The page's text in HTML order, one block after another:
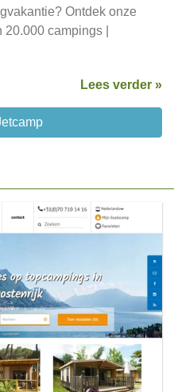
Ontdek onze
campings |
Lees verder »